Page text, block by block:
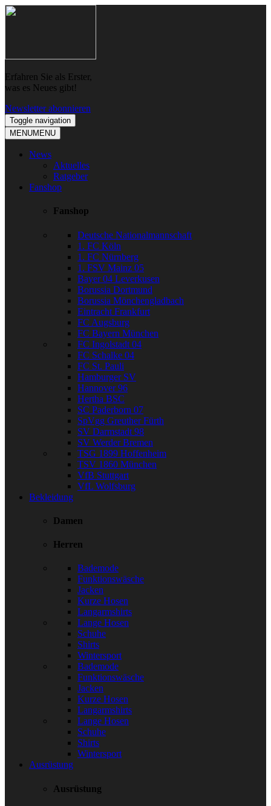
Skip
Skip
Erfahren Sie als Erster,
was es Neues gibt!
Newsletter abonnieren
Toggle navigation
MENUMENU
News
Aktuelles
Ratgeber
Fanshop
Fanshop
Deutsche Nationalmannschaft
1. FC Köln
1. FC Nürnberg
1. FSV Mainz 05
Bayer 04 Leverkusen
Borussia Dortmund
Borussia Mönchengladbach
Eintracht Frankfurt
FC Augsburg
FC Bayern München
FC Ingolstadt 04
FC Schalke 04
FC St. Pauli
Hamburger SV
Hannover 96
Hertha BSC
SC Paderborn 07
SpVgg Greuther Fürth
SV Darmstadt 98
SV Werder Bremen
TSG 1899 Hoffenheim
TSV 1860 München
VfB Stuttgart
VfL Wolfsburg
Bekleidung
Damen
Herren
Bademode
Funktionswäsche
Jacken
Kurze Hosen
Langarmshirts
Lange Hosen
Schuhe
Shirts
Wintersport
Bademode
Funktionswäsche
Jacken
Kurze Hosen
Langarmshirts
Lange Hosen
Schuhe
Shirts
Wintersport
Ausrüstung
Ausrüstung